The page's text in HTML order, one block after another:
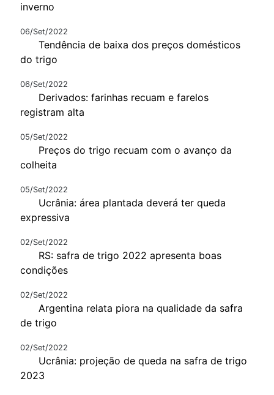
inverno
06/Set/2022
Tendência de baixa dos preços domésticos
do trigo
06/Set/2022
Derivados: farinhas recuam e farelos
registram alta
05/Set/2022
Preços do trigo recuam com o avanço da
colheita
05/Set/2022
Ucrânia: área plantada deverá ter queda
expressiva
02/Set/2022
RS: safra de trigo 2022 apresenta boas
condições
02/Set/2022
Argentina relata piora na qualidade da safra
de trigo
02/Set/2022
Ucrânia: projeção de queda na safra de trigo
2023